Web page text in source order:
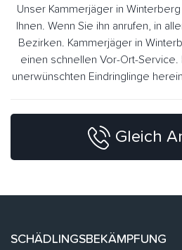
Unser Kammerjäger in
Ihnen. Wenn Sie ihn anrufen, in
Bezirken. Kammerjäger in
einen schnellen Vor-Ort-
unerwünschten Eindringlinge
Gleich
SCHÄDLINGSBEKÄMPFUNG